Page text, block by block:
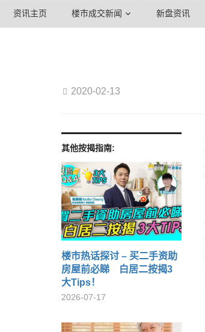
资讯主页 楼市成交新闻 新盘资讯
2020-02-13
其他按揭指南:
楼市热话探讨 – 买二手资助
房屋前必睇 白居二按揭3
大Tips！
2026-07-17